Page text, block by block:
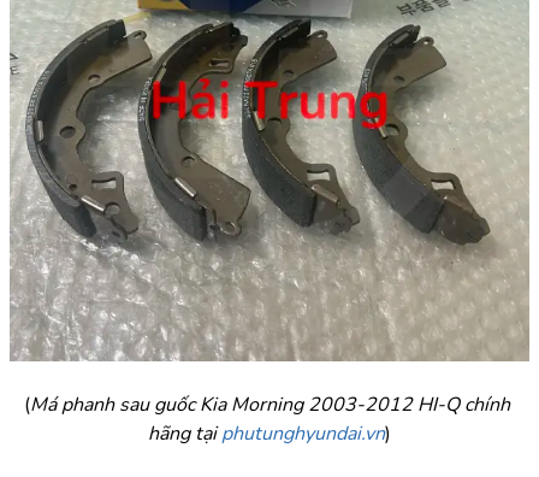
(Má phanh sau guốc Kia Morning 2003-2012 HI-Q chính
hãng tại phutunghyundai.vn)